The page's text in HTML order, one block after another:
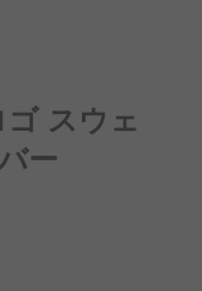
スウェ
ー